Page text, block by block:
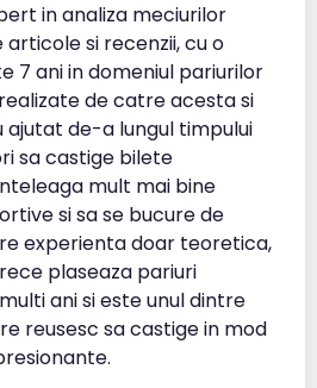
in analiza meciurilor
si recenzii, cu o
7 ani in domeniul pariurilor
de catre acesta si
de-a lungul timpului
sa castige bilete
mult mai bine
si sa se bucure de
experienta doar teoretica,
plaseaza pariuri
ani si este unul dintre
reusesc sa castige in mod